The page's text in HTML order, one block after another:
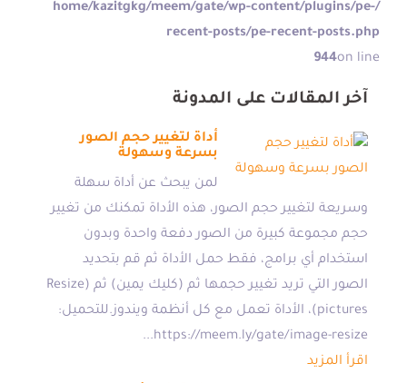
/home/kazitgkg/meem/gate/wp-content/plugins/pe-
recent-posts/pe-recent-posts.php
on line
944
آخر المقالات على المدونة
أداة لتغيير حجم الصور
بسرعة وسهولة
لمن يبحث عن أداة سهلة
وسريعة لتغيير حجم الصور، هذه الأداة تمكنك من تغيير
حجم مجموعة كبيرة من الصور دفعة واحدة وبدون
استخدام أي برامج، فقط حمل الأداة ثم قم بتحديد
الصور التي تريد تغيير حجمها ثم (كليك يمين) ثم (Resize
pictures)، الأداة تعمل مع كل أنظمة ويندوز.للتحميل:
https://meem.ly/gate/image-resize...
اقرأ المزيد